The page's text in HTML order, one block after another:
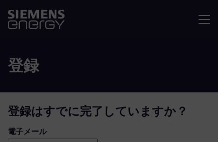
登録
登録はすでに完了していますか？
ログイン：ユーザーとパスワード
電子メール